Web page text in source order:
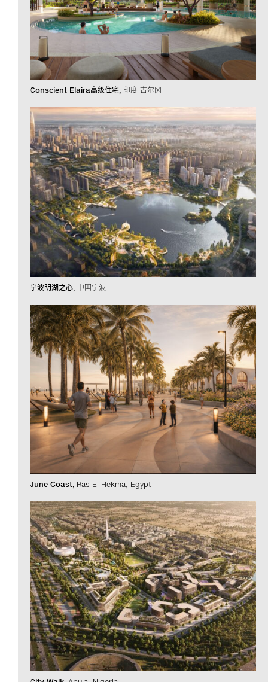
Conscient Elaira高级住宅 印度 古尔冈
宁波明湖之心 中国宁波
June Coast Ras El Hekma, Egypt